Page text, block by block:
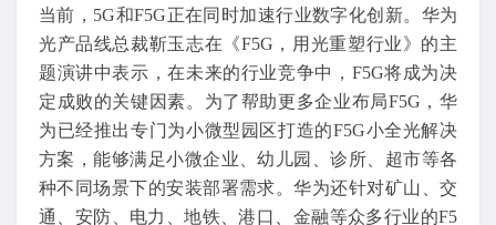
当前，5G和F5G正在同时加速行业数字化创新。华为
光产品线总裁靳玉志在《F5G，用光重塑行业》的主
题演讲中表示，在未来的行业竞争中，F5G将成为决
定成败的关键因素。为了帮助更多企业布局F5G，华
为已经推出专门为小微型园区打造的F5G小全光解决
方案，能够满足小微企业、幼儿园、诊所、超市等各
种不同场景下的安装部署需求。华为还针对矿山、交
通、安防、电力、地铁、港口、金融等众多行业的F5